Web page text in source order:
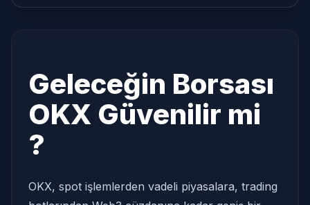
Geleceğin Borsası
OKX Güvenilir mi
?
OKX, spot işlemlerden vadeli piyasalara, trading